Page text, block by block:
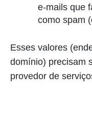
e-mails que
como spam
Esses valores
domínio) precisam
provedor de